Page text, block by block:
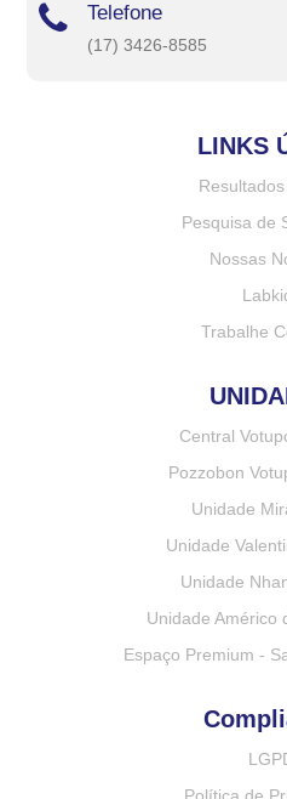
Telefone
(17) 3426-8585
LINKS
Pesquisa de
Nossas
Trabalhe
Central
Pozzobon
Unidade
Unidade
Unidade
Unidade Américo
Espaço Premium -